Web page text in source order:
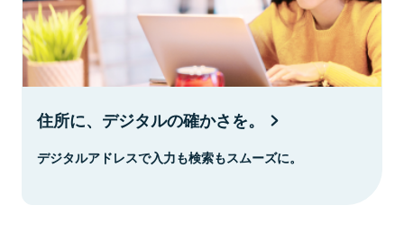
住所に、デジタルの確かさを。
デジタルアドレスで入力も検索もスムーズに。